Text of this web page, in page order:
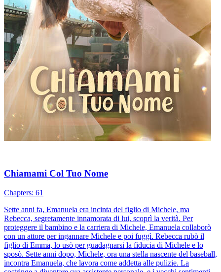
Chiamami Col Tuo Nome
Chapters: 61
Sette anni fa, Emanuela era incinta del figlio di Michele, ma
Rebecca, segretamente innamorata di lui, scoprì la verità. Per
proteggere il bambino e la carriera di Michele, Emanuela collaborò
con un attore per ingannare Michele e poi fuggì. Rebecca rubò il
figlio di Emma, lo usò per guadagnarsi la fiducia di Michele e lo
sposò. Sette anni dopo, Michele, ora una stella nascente del baseball,
incontra Emanuela, che lavora come addetta alle pulizie. La